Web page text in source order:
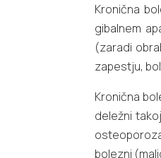
Kronična
gibalnem
(zaradi
zapestju,
Kronična
deležni
bolezni